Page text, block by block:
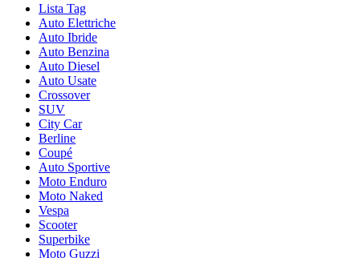
Lista Tag
Auto Elettriche
Auto Ibride
Auto Benzina
Auto Diesel
Auto Usate
Crossover
SUV
City Car
Berline
Coupé
Auto Sportive
Moto Enduro
Moto Naked
Vespa
Scooter
Superbike
Moto Guzzi